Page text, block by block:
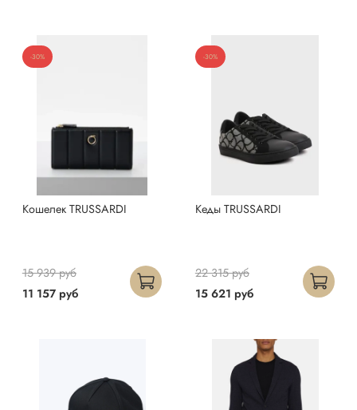
-30%
Кошелек TRUSSARDI
11 157 руб
15 939 руб
-30%
Кеды TRUSSARDI
15 621 руб
22 315 руб